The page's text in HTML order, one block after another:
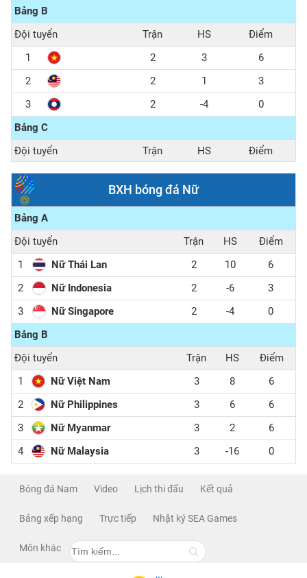
Bảng B
Đội tuyển
Trận HS
Điểm
1
2 3
6
2
2 1
3
3
2 -4
0
Bảng C
Đội tuyển
Trận HS
Điểm
1
2 3
6
2
2
3
BXH bóng đá Nữ
Bảng A
Đội tuyển
Trận HS
Điểm
1
Nữ Thái Lan 2 10
6
2
Nữ Indonesia 2 -6
3
3
Nữ Singapore 2 -4
0
Bảng B
Đội tuyển
Trận HS
Điểm
1
Nữ Việt Nam 3 8
6
2
Nữ Philippines 3 6
6
3
Nữ Myanmar 3 2
6
4
Nữ Malaysia 3 -16 0
Bóng đá Nam Video Lịch thi đấu Kết quả
Bảng xếp hạng Trực tiếp Nhật ký SEA Games
Môn khác